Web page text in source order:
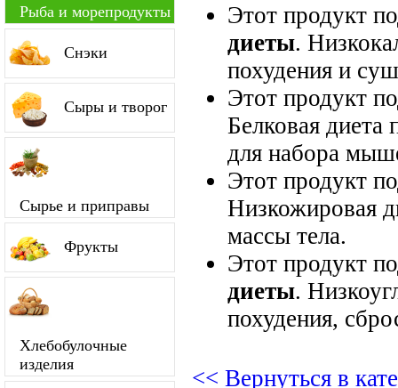
Рыба и морепродукты
Снэки
Сыры и творог
Сырье и приправы
Фрукты
Хлебобулочные
изделия
Этот продукт
диеты.
похудения и
Этот продукт
Белковая диета
для набора
Этот продукт
Низкожировая
массы тела.
Этот продукт
диеты.
похудения,
<< Вернуться в